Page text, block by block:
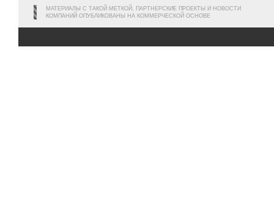
МАТЕРИАЛЫ С ТАКОЙ МЕТКОЙ, ПАРТНЕРСКИЕ ПРОЕКТЫ И НОВОСТИ
КОМПАНИЙ ОПУБЛИКОВАНЫ НА КОММЕРЧЕСКОЙ ОСНОВЕ